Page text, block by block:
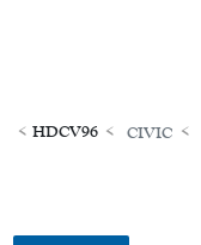
CIVIC
HDCV96